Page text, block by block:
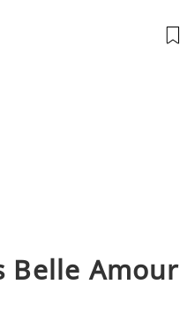
@usadigi
💫💎💲💫🌐✨💎Em
Belle Amour